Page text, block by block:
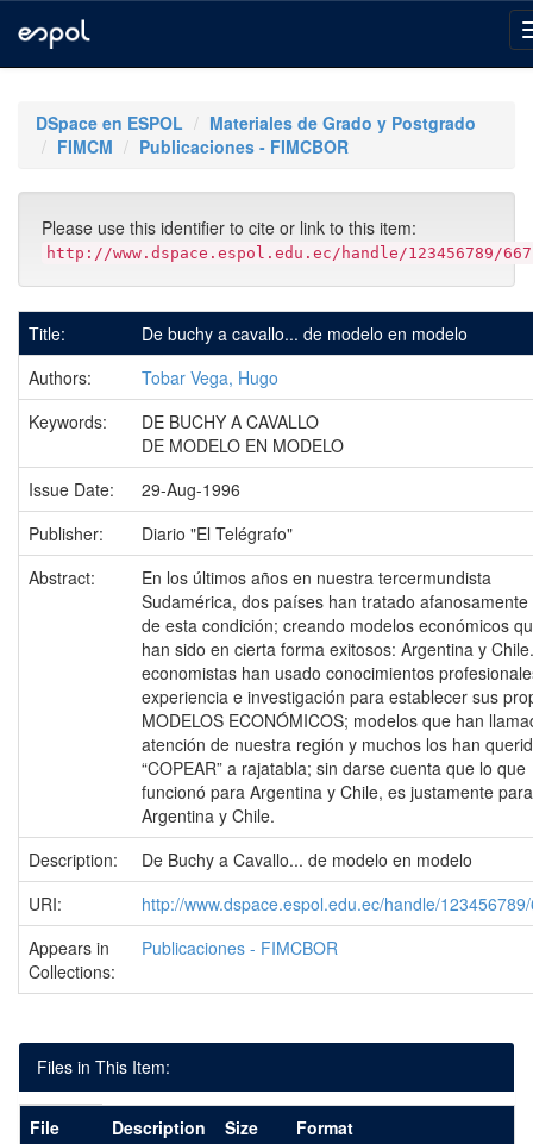
navigationDSpace en ESPOL
Materiales de Grado y Postgrado
FIMCM
Publicaciones - FIMCBOR
Please use this identifier to cite or link to this item:
http://www.dspace.espol.edu.ec/handle/123456789/
Title:
De buchy a cavallo... de modelo en modelo
Authors:
Tobar Vega, Hugo
Keywords:
DE BUCHY A CAVALLO
DE MODELO EN MODELO
Issue Date:
29-Aug-1996
Publisher:
Diario "El Telégrafo"
Abstract:
En los últimos años en nuestra tercermundista
Sudamérica, dos países han tratado afanosamente
de esta condición; creando modelos económicos
han sido en cierta forma exitosos: Argentina y
economistas han usado conocimientos
experiencia e investigación para establecer sus
MODELOS ECONÓMICOS; modelos que han
atención de nuestra región y muchos los han
“COPEAR” a rajatabla; sin darse cuenta que lo que
funcionó para Argentina y Chile, es justamente para
Argentina y Chile.
Description:
De Buchy a Cavallo... de modelo en modelo
URI:
http://www.dspace.espol.edu.ec/handle/
Appears in
Collections:
Publicaciones - FIMCBOR
Files in This Item:
File Description Size
Format